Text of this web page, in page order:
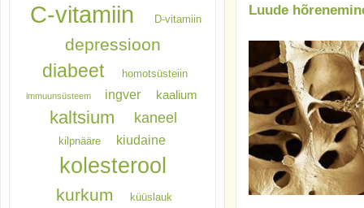
Luude
C-vitamiin D-vitamiin
depressioon
diabeet homotsüsteiin
immuunsüsteem ingver kaalium
kaltsium kaneel
kilpnääre kiudaine
kolesterool
kurkum küüslauk